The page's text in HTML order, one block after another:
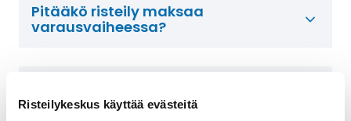
Risteilykeskus käyttää evästeitä
Pitääkö risteily maksaa
varausvaiheessa?
Risteilykeskuksen kautta?